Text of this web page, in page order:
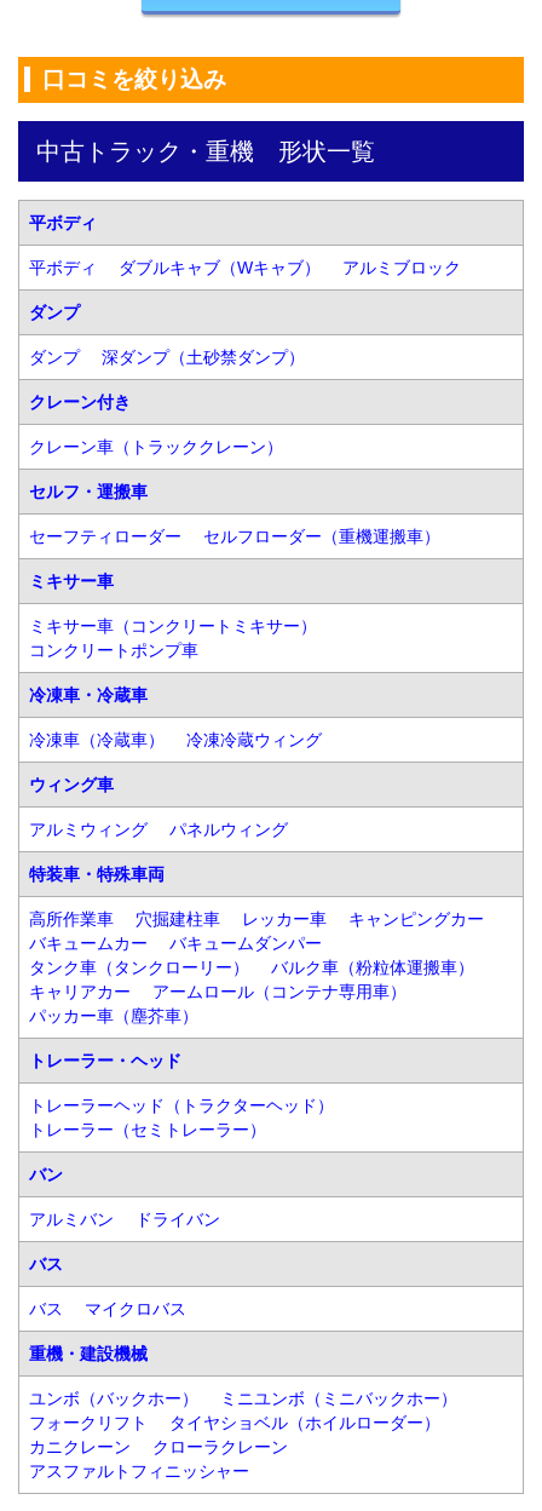
口コミを絞り込み
中古トラック・重機　形状一覧
平ボディ
平ボディ ダブルキャブ（Wキャブ） アルミブロック
ダンプ
ダンプ 深ダンプ（土砂禁ダンプ）
クレーン付き
クレーン車（トラッククレーン）
セルフ・運搬車
セーフティローダー セルフローダー（重機運搬車）
ミキサー車
ミキサー車（コンクリートミキサー）
コンクリートポンプ車
冷凍車・冷蔵車
冷凍車（冷蔵車） 冷凍冷蔵ウィング
ウィング車
アルミウィング パネルウィング
特装車・特殊車両
高所作業車 穴掘建柱車 レッカー車
キャンピングカー
バキュームカー
バキュームダンパー
タンク車（タンクローリー）
バルク車（粉粒体運搬車）
キャリアカー
アームロール（コンテナ専用車）
パッカー車（塵芥車）
トレーラー・ヘッド
トレーラーヘッド（トラクターヘッド）
トレーラー（セミトレーラー）
バン
アルミバン ドライバン
バス
バス マイクロバス
重機・建設機械
ユンボ（バックホー）
ミニユンボ（ミニバックホー）
フォークリフト
タイヤショベル（ホイルローダー）
カニクレーン
クローラクレーン
アスファルトフィニッシャー